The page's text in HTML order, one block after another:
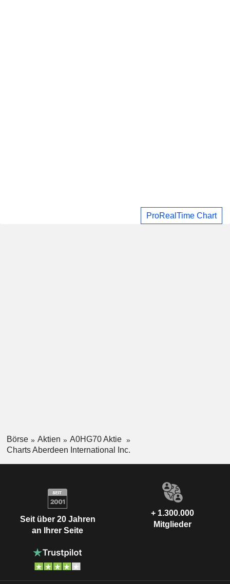
ProRealTime Chart
Börse Aktien
A0HG70 Aktie
Charts Aberdeen International Inc.
Seit über 20 Jahren
an Ihrer Seite
+ 1.300.000
Mitglieder